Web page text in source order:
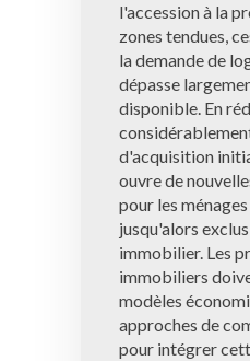
l'accession à la
zones tendues,
la demande de
dépasse
disponible. En
d'acquisition
ouvre de
pour les
jusqu'alors
immobilier. Les
immobiliers
modèles
approches de
pour intégrer